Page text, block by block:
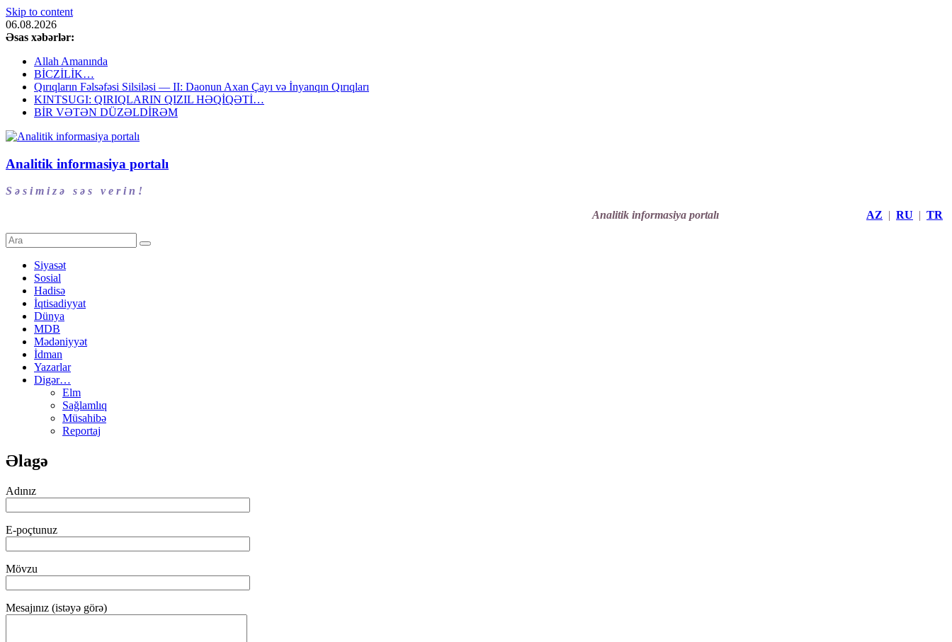
Skip to content
06.08.2026
Əsas xəbərlər:
Allah Amanında
BİCZİLİK…
Qırıqların Fəlsəfəsi Silsiləsi — II: Daonun Axan Çayı və İnyanqın Qırıqları
KINTSUGI: QIRIQLARIN QIZIL HƏQİQƏTİ…
BİR VƏTƏN DÜZƏLDİRƏM
Analitik informasiya portalı
S ə s i m i z ə s ə s v e r i n !
Analitik informasiya portalı
AZ | RU | TR
Siyasət
Sosial
Hadisə
İqtisadiyyat
Dünya
MDB
Mədəniyyət
İdman
Yazarlar
Digər…
Elm
Sağlamlıq
Müsahibə
Reportaj
Əlagə
Adınız
E-poçtunuz
Mövzu
Mesajınız (istəyə görə)